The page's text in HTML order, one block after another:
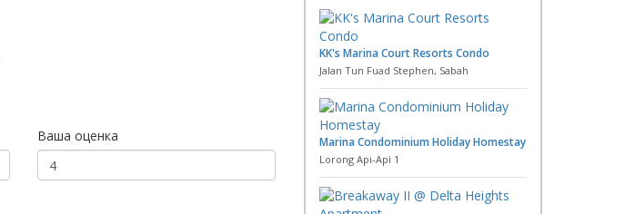
Ваша оценка
KK's Marina Court Resorts Condo
Jalan Tun Fuad Stephen, Sabah
Marina Condominium Holiday Homestay
Lorong Api-Api 1